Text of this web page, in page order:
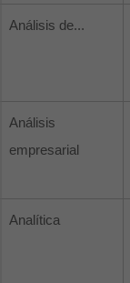
Análisis de...
Análisis
empresarial
Analítica